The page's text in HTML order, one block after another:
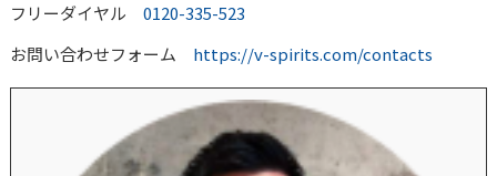
フリーダイヤル 0120-335-523
お問い合わせフォーム https://v-spirits.com/contacts